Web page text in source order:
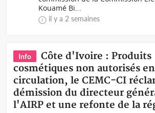
Kouamé Bi...
il y a 2 semaines
Info
Côte d'Ivoire : Produits
cosmétiques non autorisés en
circulation, le CEMC-CI
démission du directeur
l'AIRP et une refonte de la